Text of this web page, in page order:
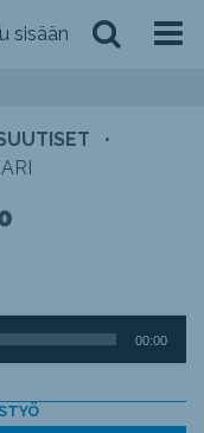
sisään
•
00:00